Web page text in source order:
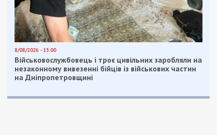
8/08/2026 - 13:00
Військовослужбовець і троє цивільних заробляли на
незаконному вивезенні бійців із військових частин
на Дніпропетровщині